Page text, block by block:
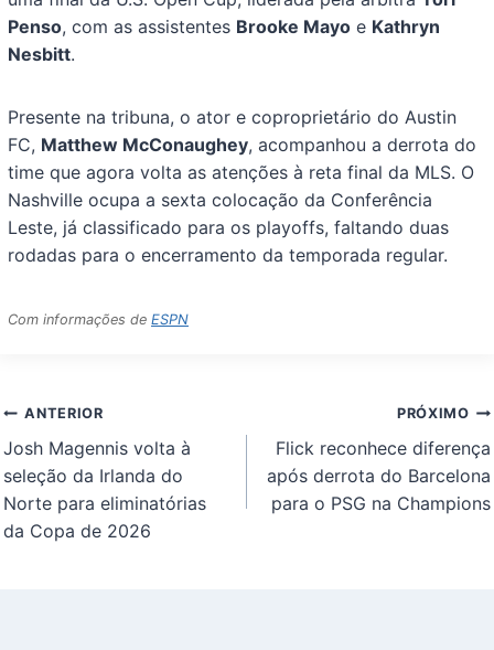
Penso, com as assistentes Brooke Mayo e Kathryn
Nesbitt.
Presente na tribuna, o ator e coproprietário do Austin
FC, Matthew McConaughey, acompanhou a derrota do
time que agora volta as atenções à reta final da MLS. O
Nashville ocupa a sexta colocação da Conferência
Leste, já classificado para os playoffs, faltando duas
rodadas para o encerramento da temporada regular.
Com informações deESPN
Navegação
de
Post
ANTERIOR
Josh Magennis volta à
seleção da Irlanda do
Norte para eliminatórias
da Copa de 2026
PRÓXIMO
Flick reconhece diferença
após derrota do Barcelona
para o PSG na Champions